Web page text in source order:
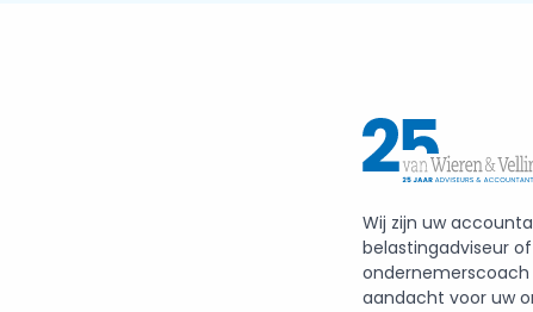
Wij zijn uw
belastingadviseur of
aandacht voor uw